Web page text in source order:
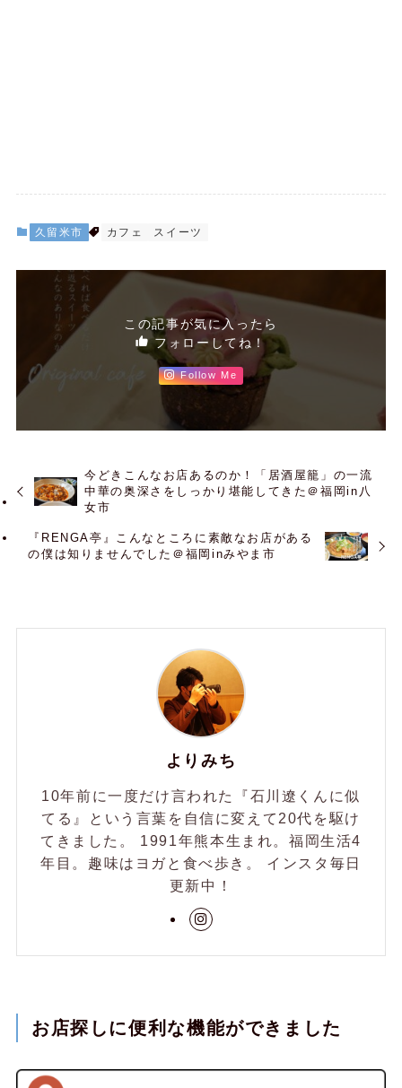
久留米市 カフェ スイーツ
この記事が気に入ったら
フォローしてね！
Follow Me
今どきこんなお店あるのか！「居酒屋籠」の一流
中華の奥深さをしっかり堪能してきた＠福岡in八
女市
『RENGA亭』こんなところに素敵なお店がある
の僕は知りませんでした＠福岡inみやま市
よりみち
10年前に一度だけ言われた『石川遼くんに似
てる』という言葉を自信に変えて20代を駆け
てきました。 1991年熊本生まれ。福岡生活4
年目。趣味はヨガと食べ歩き。 インスタ毎日
更新中！
お店探しに便利な機能ができました